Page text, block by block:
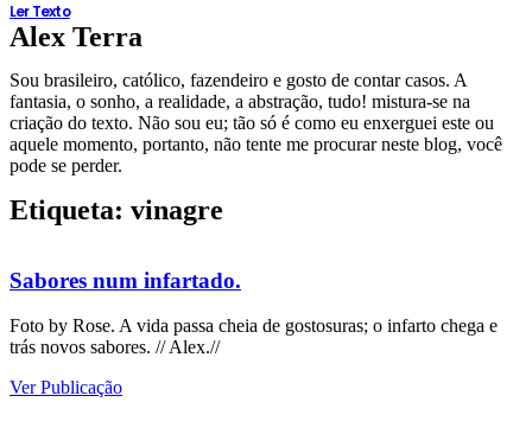
Ler Texto
Alex Terra
Sou brasileiro, católico, fazendeiro e gosto de contar casos. A
fantasia, o sonho, a realidade, a abstração, tudo! mistura-se na
criação do texto. Não sou eu; tão só é como eu enxerguei este ou
aquele momento, portanto, não tente me procurar neste blog, você
pode se perder.
Etiqueta: vinagre
Sabores num infartado.
Foto by Rose. A vida passa cheia de gostosuras; o infarto chega e
trás novos sabores. // Alex.//
Ver Publicação